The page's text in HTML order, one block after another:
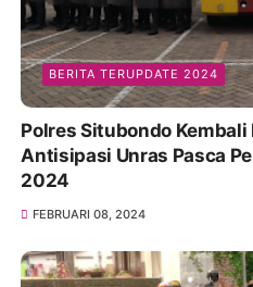
BERITA TERUPDATE 2024
Polres Situbondo Kembali
Antisipasi Unras Pasca
2024
FEBRUARI 08, 2024